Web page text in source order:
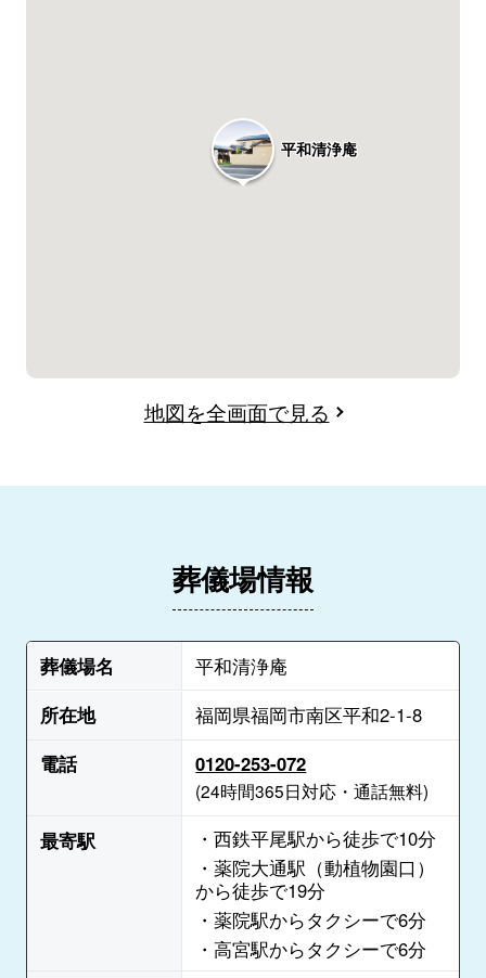
平和清浄庵
地図を全画面で見る
葬儀場情報
葬儀場名
平和清浄庵
所在地
福岡県福岡市南区平和2-1-8
電話
0120-253-072
(24時間365日対応・通話無料)
最寄駅
・西鉄平尾駅から徒歩で10分
・薬院大通駅（動植物園口）
から徒歩で19分
・薬院駅からタクシーで6分
・高宮駅からタクシーで6分